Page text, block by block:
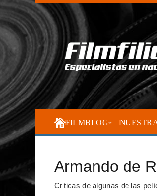
FILMBLOG
Armando de
Críticas de algunas de las